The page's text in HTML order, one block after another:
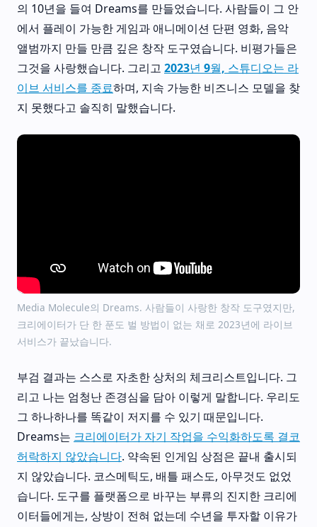
의 10년을 들여 Dreams를 만들었습니다. 사람들이 그 안
에서 플레이 가능한 게임과 애니메이션 단편 영화, 음악
앨범까지 만들 만큼 깊은 창작 도구였습니다. 비평가들은
그것을 사랑했습니다. 그리고 2023년 9월, 스튜디오는 라
이브 서비스를 종료하며, 지속 가능한 비즈니스 모델을 찾
지 못했다고 솔직히 말했습니다.
Media Molecule의 Dreams. 사람들이 사랑한 창작 도구였지만,
크리에이터가 단 한 푼도 벌 방법이 없는 채로 2023년에 라이브
서비스가 끝났습니다.
부검 결과는 스스로 자초한 상처의 체크리스트입니다. 그
리고 나는 엄청난 존경심을 담아 이렇게 말합니다. 우리도
그 하나하나를 똑같이 저지를 수 있기 때문입니다.
Dreams는 크리에이터가 자기 작업을 수익화하도록 결코
허락하지 않았습니다. 약속된 인게임 상점은 끝내 출시되
지 않았습니다. 코스메틱도, 배틀 패스도, 아무것도 없었
습니다. 도구를 플랫폼으로 바꾸는 부류의 진지한 크리에
이터들에게는, 상방이 전혀 없는데 수년을 투자할 이유가